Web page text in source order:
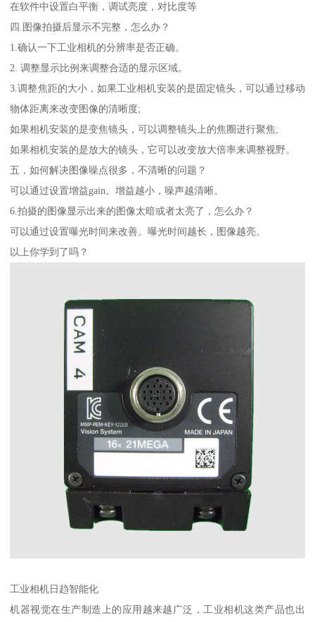
在软件中设置白平衡，调试亮度，对比度等
四.图像拍摄后显示不完整，怎么办？
1.确认一下工业相机的分辨率是否正确。
2. 调整显示比例来调整合适的显示区域。
3.调整焦距的大小，如果工业相机安装的是固定镜头，可以通过移动
物体距离来改变图像的清晰度;
如果相机安装的是变焦镜头，可以调整镜头上的焦圈进行聚焦;
如果相机安装的是放大的镜头，它可以改变放大倍率来调整视野。
五，如何解决图像噪点很多，不清晰的问题？
可以通过设置增益gain。增益越小，噪声越清晰。
6.拍摄的图像显示出来的图像太暗或者太亮了，怎么办？
可以通过设置曝光时间来改善。曝光时间越长，图像越亮。
以上你学到了吗？
工业相机日趋智能化
机器视觉在生产制造上的应用越来越广泛，工业相机这类产品也出